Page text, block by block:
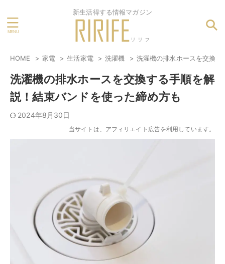
新生活得する情報マガジン
HOME 家電 生活家電 洗濯機 洗濯機の排水ホースを交換
洗濯機の排水ホースを交換する手順を解
説！結束バンドを使った締め方も
2024年8月30日
当サイトは、アフィリエイト広告を利用しています。